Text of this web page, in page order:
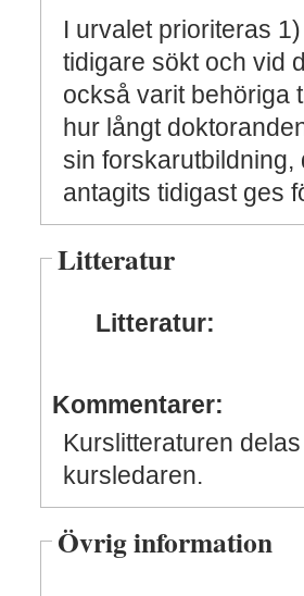
I urvalet prioriteras
tidigare sökt och vid
också varit behöriga
hur långt
sin forskarutbildning,
antagits tidigast ges
Litteratur
Litteratur:
Kommentarer:
Kurslitteraturen
kursledaren.
Övrig information